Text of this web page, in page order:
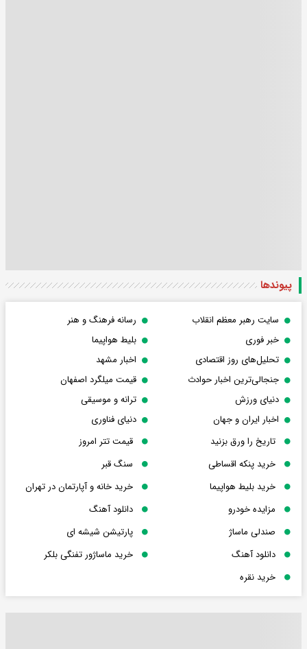
پیوندها
سایت رهبر معظم انقلاب
رسانه فرهنگ و هنر
خبر فوری
بلیط هواپیما
تحلیل‌های روز اقتصادی
اخبار مشهد
جنجالی‌ترین اخبار حوادث
قیمت میلگرد اصفهان
دنیای ورزش
ترانه و موسیقی
اخبار ایران و جهان
دنیای فناوری
تاریخ را ورق بزنید
قیمت تتر امروز
خرید پنکه اقساطی
سنگ قبر
خرید بلیط هواپیما
خرید خانه و آپارتمان در تهران
مزایده خودرو
دانلود آهنگ
صندلی ماساژ
پارتیشن شیشه ای
دانلود آهنگ
خرید ماساژور تفنگی بلکر
خرید نقره